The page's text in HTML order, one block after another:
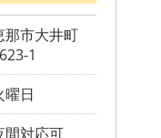
那市大井町
1
曜日
間対応可